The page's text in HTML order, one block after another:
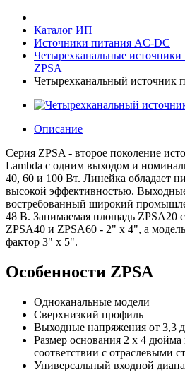
Каталог ИП
Источники питания AC-DC
Четырехканальные
ZPSA
Четырехканальный источник
Описание
Серия ZPSA - второе поколение
Lambda с одним выходом и
40, 60 и 100 Вт. Линейка обладает
высокой эффективностью.
востребованный широкий
48 В. Занимаемая площадь ZPSA20
ZPSA40 и ZPSA60 - 2" x 4", а
фактор 3" x 5".
Особенности ZPSA
Одноканальные модели
Сверхнизкий профиль
Выходные напряжения от 3,3
Размер основания 2 x 4
соответствии с отраслевыми
Универсальный входной